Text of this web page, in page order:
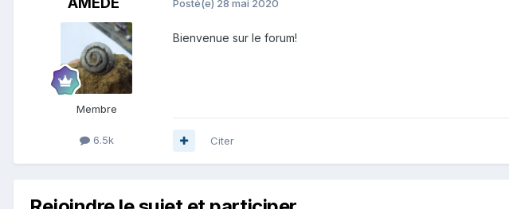
Membre
6.5k
Posté(e) 28 mai 2020
Bienvenue sur le forum!
Citer